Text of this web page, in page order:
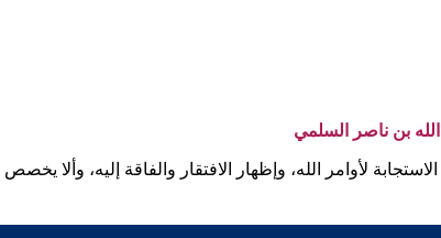
بن ناصر السلمي
لأوامر الله، وإظهار الافتقار والفاقة إليه، وألا